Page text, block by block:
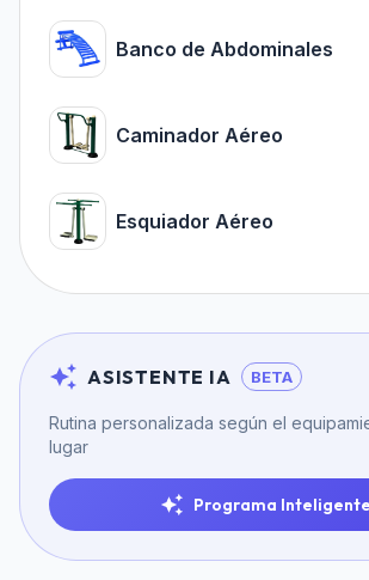
Banco de Abdominales
Caminador Aéreo
Esquiador Aéreo
ASISTENTE IA BETA
Rutina personalizada según el
lugar
Programa Inteligente